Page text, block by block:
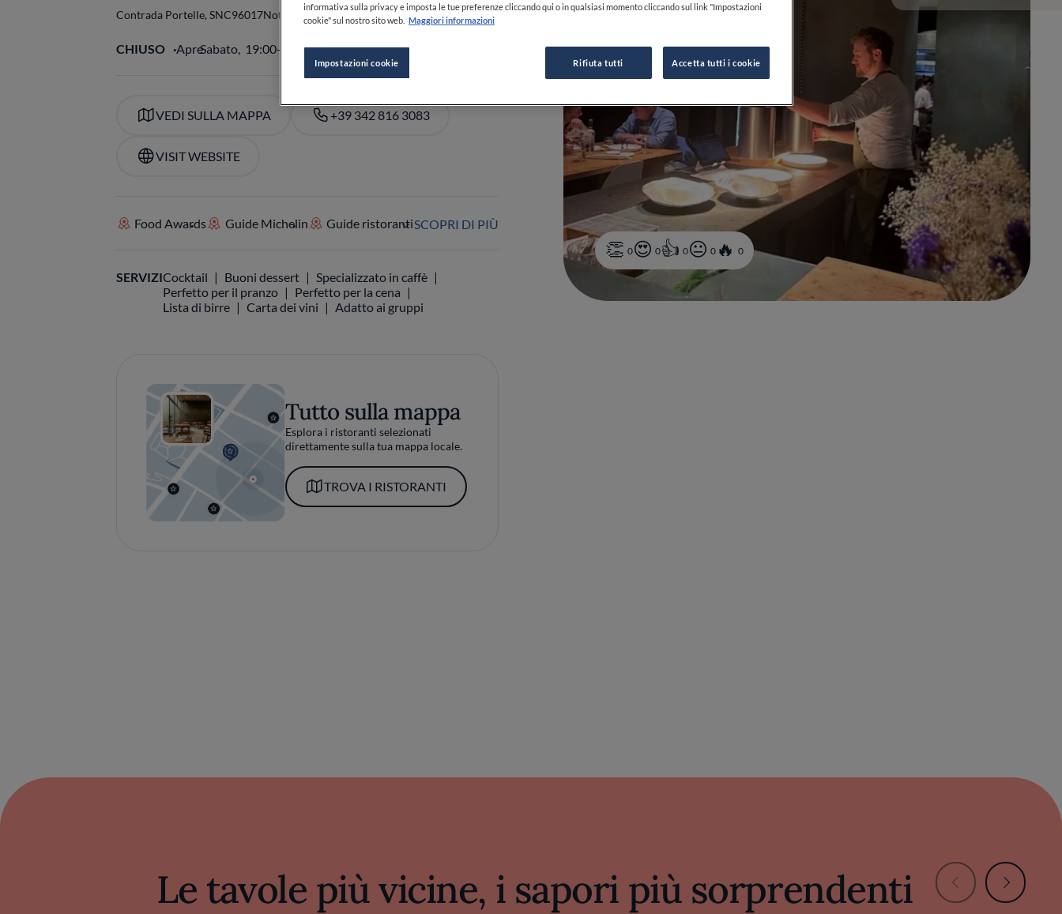
0 0 0 0 0
Contrada Portelle, SNC96017Noto Italia
CHIUSO ApreSabato, 19:00-21:30 VEDI ORARI
VEDI SULLA MAPPA +39 342 816 3083
VISIT WEBSITE
Food Awards Guide Michelin Guide ristorantiSCOPRI DI PIÙ
SERVIZICocktail Buoni dessert
Specializzato in caffè
Perfetto per il pranzo
Perfetto per la cena
Lista di birre
Carta dei vini Adatto ai gruppi
Tutto sulla mappa
Esplora i ristoranti selezionati
direttamente sulla tua mappa locale.
TROVA I RISTORANTI
Le tavole più vicine, i sapori più sorprendenti
informativa sulla privacy e imposta le tue preferenze cliccando qui o in qualsiasi momento cliccando sul link "Impostazioni
cookie" sul nostro sito web. Maggiori informazioni
Impostazioni cookie Rifiuta tutti Accetta tutti i cookie